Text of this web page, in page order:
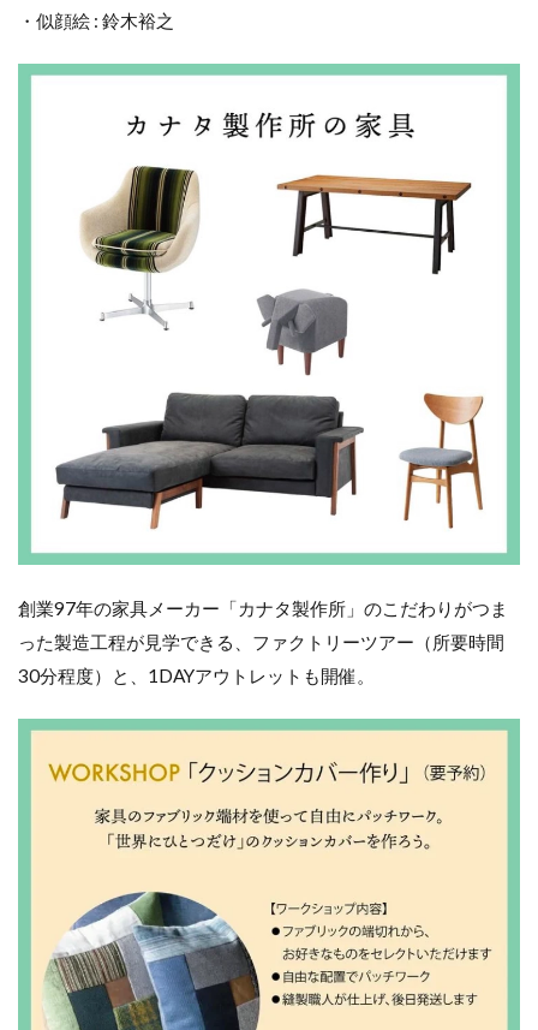
・似顔絵 : 鈴木裕之
創業97年の家具メーカー「カナタ製作所」のこだわりがつま
った製造工程が見学できる、ファクトリーツアー（所要時間
30分程度）と、1DAYアウトレットも開催。